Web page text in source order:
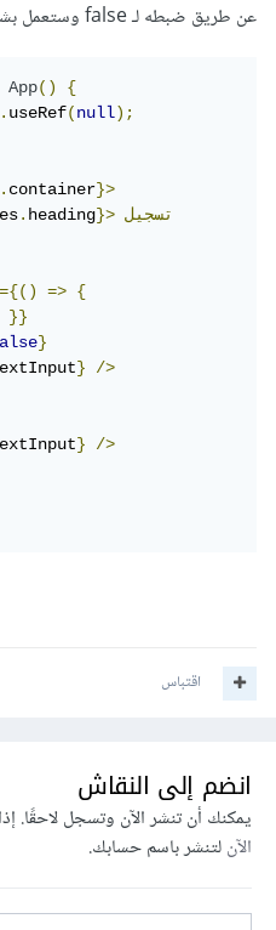
عن طريق ضبطه لـ false وستعمل بشكل سليم بعدها.
App()
{
.useRef(null);
.container}>
.heading
}>تسجيل
={() =>
{
}}
}
}
/>
}
/>
اقتباس
انضم إلى النقاش
يمكنك أن تنشر الآن وتسجل لاحقًا.
الآنلتنشر باسم حسابك.